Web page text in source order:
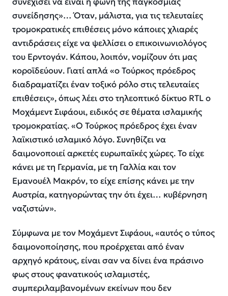
συνείδησης»… Όταν, μάλιστα, για τις τελευταίες
τρομοκρατικές επιθέσεις μόνο κάποιες χλιαρές
αντιδράσεις είχε να ψελλίσει ο επικοινωνιολόγος
του Ερντογάν. Κάπου, λοιπόν, νομίζουν ότι μας
κοροϊδεύουν. Γιατί απλά «ο Τούρκος πρόεδρος
διαδραματίζει έναν τοξικό ρόλο στις τελευταίες
επιθέσεις», όπως λέει στο τηλεοπτικό δίκτυο RTL o
Μοχάμεντ Σιφάουι, ειδικός σε θέματα ισλαμικής
τρομοκρατίας. «O Τούρκος πρόεδρος έχει έναν
λαϊκιστικό ισλαμικό λόγο. Συνηθίζει να
δαιμονοποιεί αρκετές ευρωπαϊκές χώρες. Το είχε
κάνει με τη Γερμανία, με τη Γαλλία και τον
Εμανουέλ Μακρόν, το είχε επίσης κάνει με την
Αυστρία, κατηγορώντας την ότι έχει… κυβέρνηση
ναζιστών».
Σύμφωνα με τον Μοχάμεντ Σιφάουι, «αυτός ο τύπος
δαιμονοποίησης, που προέρχεται από έναν
αρχηγό κράτους, είναι σαν να δίνει ένα πράσινο
φως στους φανατικούς ισλαμιστές,
συμπεριλαμβανομένων εκείνων που δεν